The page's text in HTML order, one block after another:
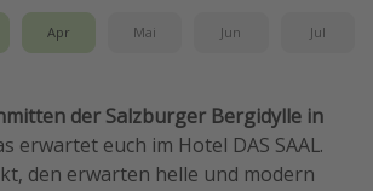
Apr Mai Jun Jul
der Salzburger Bergidylle in
erwartet euch im Hotel DAS SAAL.
den erwarten helle und modern